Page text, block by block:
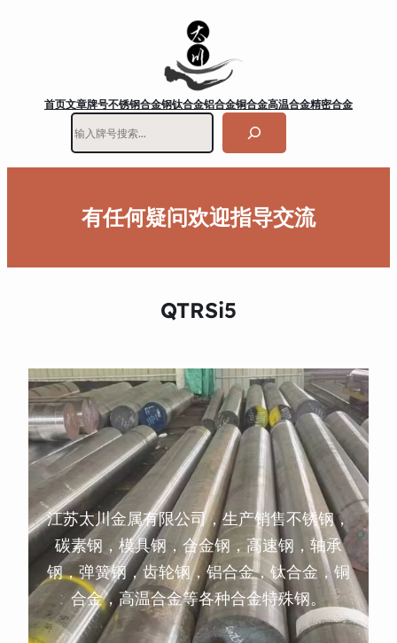
首页文章牌号不锈钢合金钢钛合金铝合金铜合金高温合金精密合金
有任何疑问欢迎指导交流
QTRSi5
江苏太川金属有限公司，生产销售不锈钢，
碳素钢，模具钢，合金钢，高速钢，轴承
钢，弹簧钢，齿轮钢，铝合金，钛合金，铜
合金，高温合金等各种合金特殊钢。